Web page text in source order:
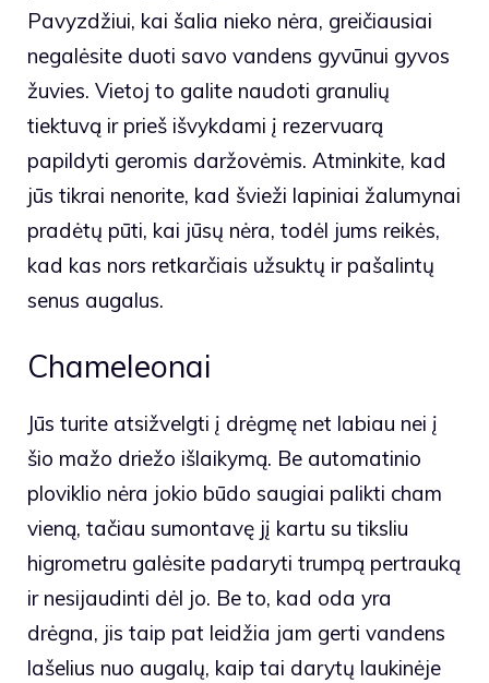
Pavyzdžiui, kai šalia nieko nėra, greičiausiai
negalėsite duoti savo vandens gyvūnui gyvos
žuvies. Vietoj to galite naudoti granulių
tiektuvą ir prieš išvykdami į rezervuarą
papildyti geromis daržovėmis. Atminkite, kad
jūs tikrai nenorite, kad švieži lapiniai žalumynai
pradėtų pūti, kai jūsų nėra, todėl jums reikės,
kad kas nors retkarčiais užsuktų ir pašalintų
senus augalus.
Chameleonai
Jūs turite atsižvelgti į drėgmę net labiau nei į
šio mažo driežo išlaikymą. Be automatinio
ploviklio nėra jokio būdo saugiai palikti cham
vieną, tačiau sumontavę jį kartu su tiksliu
higrometru galėsite padaryti trumpą pertrauką
ir nesijaudinti dėl jo. Be to, kad oda yra
drėgna, jis taip pat leidžia jam gerti vandens
lašelius nuo augalų, kaip tai darytų laukinėje